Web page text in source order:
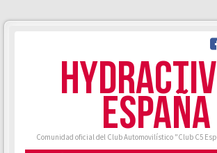
ESPAÑA
Comunidad oficial del Club Automovilístico "Club C5